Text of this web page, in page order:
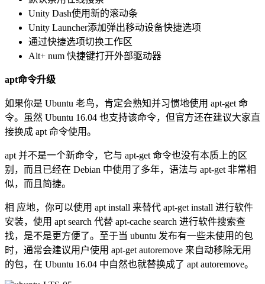
Unity Dash使用新的滚动条
Unity Launcher添加弹出移动设备快捷选项
通过快捷选项切换工作区
Alt+ num 快捷键打开外部驱动器
apt命令升级
如果你是 Ubuntu 老鸟，肯定会熟知并习惯地使用 apt-get 命
令。虽然 Ubuntu 16.04 也支持该命令，但官方还在建议大家直
接换成 apt 命令使用。
apt 并不是一个新命令，它与 apt-get 命令也没有本质上的区
别，而且已经在 Debian 中使用了多年，语法与 apt-get 非常相
似，而且简捷。
相 应地，你可以使用 apt install 来替代 apt-get install 进行软件
安装，使用 apt search 代替 apt-cache search 进行软件搜索查
找，是不是更方便了。至于当 ubuntu 发布有一些未使用的包
时，通常会建议用户使用 apt-get autoremove 来自动移除无用
的包，在 Ubuntu 16.04 中自然也就替换成了 apt autoremove。